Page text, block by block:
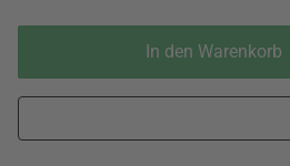
In den Warenkorb